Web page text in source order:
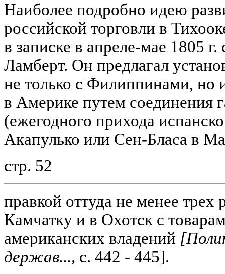
Наиболее подробно идею
российской торговли в
в записке в апреле-мае 1805
Ламберт. Он предлагал
не только с Филиппинами, но
в Америке путем соединения
(ежегодного прихода
Акапулько или Сен-Бласа в
стр. 52
правкой оттуда не менее трех
Камчатку и в Охотск с
американских владений
держав..., с. 442 - 445].